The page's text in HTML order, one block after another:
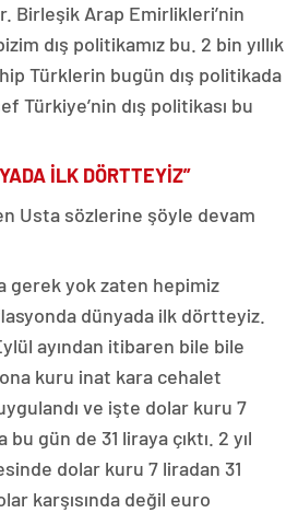
Birleşik Arap Emirlikleri’nin
dış politikamız bu. 2 bin yıllık
Türklerin bugün dış politikada
Türkiye’nin dış politikası bu
İLK DÖRTTEYİZ”
Usta sözlerine şöyle devam
gerek yok zaten hepimiz
dünyada ilk dörtteyiz.
ayından itibaren bile bile
kuru inat kara cehalet
ve işte dolar kuru 7
gün de 31 liraya çıktı. 2 yıl
dolar kuru 7 liradan 31
karşısında değil euro